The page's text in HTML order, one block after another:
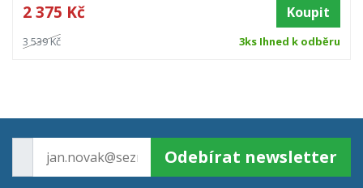
2 375 Kč Koupit
3 539 Kč 3ks Ihned k odběru
Odebírat newsletter